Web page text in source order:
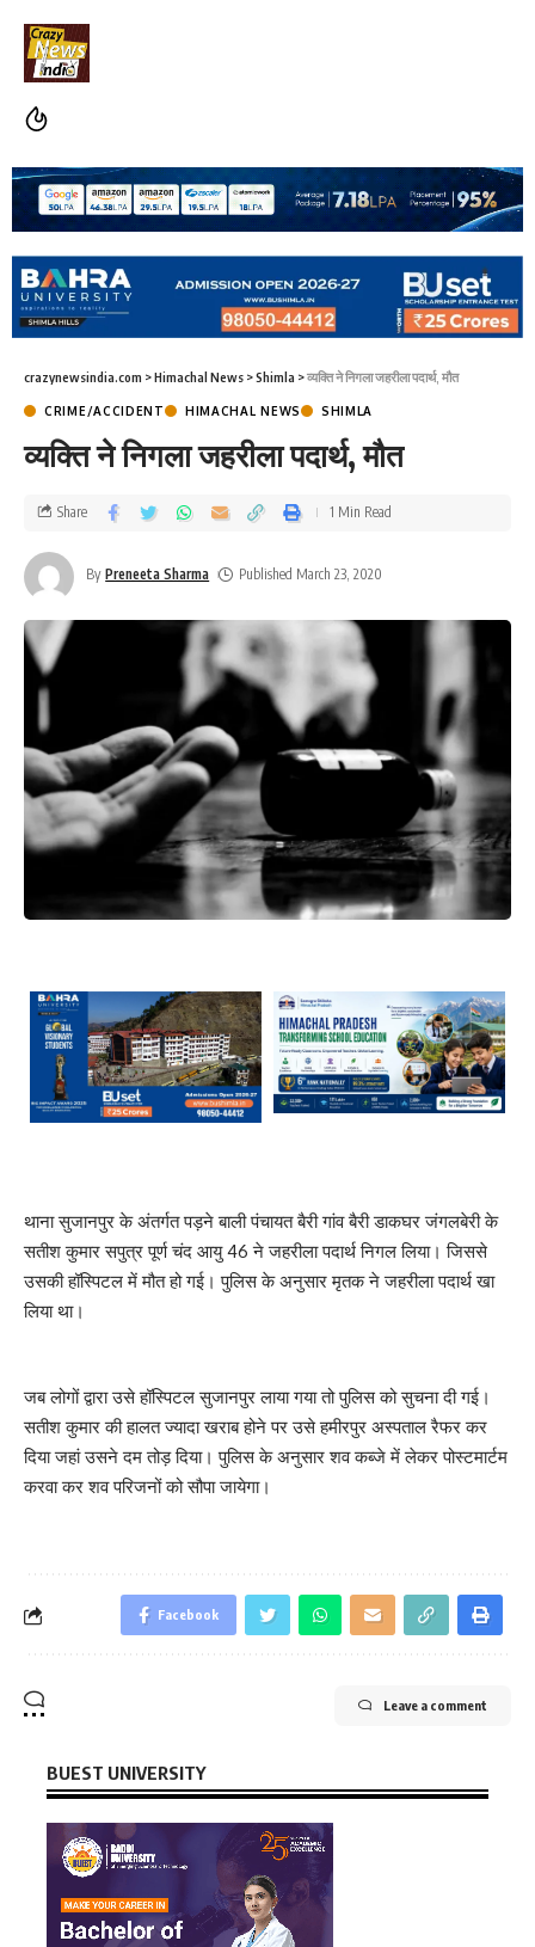
crazynewsindia.com >Himachal News >Shimla >व्यक्ति ने निगला जहरीला पदार्थ, मौत
CRIME/ACCIDENT HIMACHAL NEWS SHIMLA
व्यक्ति ने निगला जहरीला पदार्थ, मौत
By Preneeta Sharma Published March 23, 2020
Share 1 Min Read
थाना सुजानपुर के अंतर्गत पड़ने बाली पंचायत बैरी गांव बैरी डाकघर जंगलबेरी के
सतीश कुमार सपुत्र पूर्ण चंद आयु 46 ने जहरीला पदार्थ निगल लिया। जिससे
उसकी हॉस्पिटल में मौत हो गई। पुलिस के अनुसार मृतक ने जहरीला पदार्थ खा
लिया था।
जब लोगों द्वारा उसे हॉस्पिटल सुजानपुर लाया गया तो पुलिस को सुचना दी गई।
सतीश कुमार की हालत ज्यादा खराब होने पर उसे हमीरपुर अस्पताल रैफर कर
दिया जहां उसने दम तोड़ दिया। पुलिस के अनुसार शव कब्जे में लेकर पोस्टमार्टम
करवा कर शव परिजनों को सौपा जायेगा।
Facebook
Leave a comment
BUEST UNIVERSITY